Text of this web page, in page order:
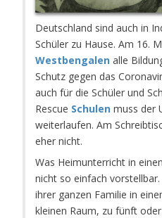
Deutschland sind auch in
Schüler zu Hause. Am 16.
Westbengalenalle
Schutz gegen das
auch für die Schüler und
Rescue Schulenmuss der
weiterlaufen. Am
eher nicht.
Was Heimunterricht in
nicht so einfach
ihrer ganzen Familie in
kleinen Raum, zu fünft